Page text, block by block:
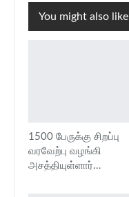
You might also like
1500 பேருக்கு சிறப்பு
வரவேற்பு வழங்கி
அசத்தியுள்ளார்…